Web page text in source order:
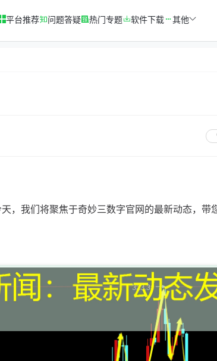
平台推荐 问题答疑 热门专题 软件下载 其他
，我们将聚焦于奇妙三数字官网的最新动态，带